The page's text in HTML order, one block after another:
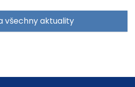
všechny aktuality